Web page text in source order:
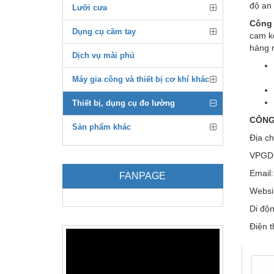
độ an
Công
cam
hàng
Địa
Di
Điện
Lưỡi cưa
Dụng cụ cầm tay
Dịch vụ mài phủ
Máy gia công và thiết bị cơ khí khác
Thiết bị, dụng cụ đo lường
Sản phẩm khác
FANPAGE